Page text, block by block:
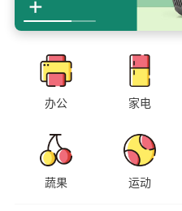
办公 家电
蔬果 运动